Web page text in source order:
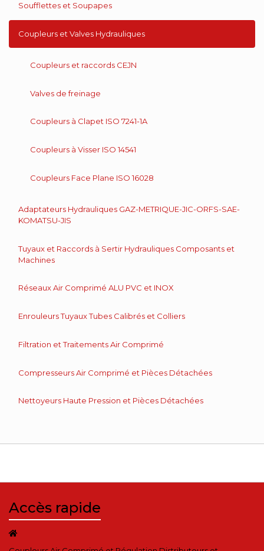
Soufflettes et Soupapes
Coupleurs et Valves Hydrauliques
Coupleurs et raccords CEJN
Valves de freinage
Coupleurs à Clapet ISO 7241-1A
Coupleurs à Visser ISO 14541
Coupleurs Face Plane ISO 16028
Adaptateurs Hydrauliques GAZ-METRIQUE-JIC-ORFS-SAE-
KOMATSU-JIS
Tuyaux et Raccords à Sertir Hydrauliques Composants et
Machines
Réseaux Air Comprimé ALU PVC et INOX
Enrouleurs Tuyaux Tubes Calibrés et Colliers
Filtration et Traitements Air Comprimé
Compresseurs Air Comprimé et Pièces Détachées
Nettoyeurs Haute Pression et Pièces Détachées
Accès rapide